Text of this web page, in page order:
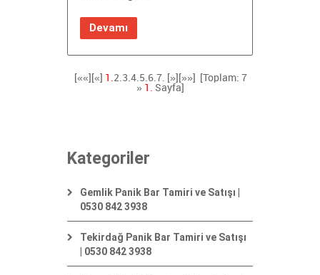
Devamı
[««][«] 1.2.3.4.5.6.7. [»] [»»]
[Toplam: 7
» 1. Sayfa]
Kategoriler
Gemlik Panik Bar Tamiri ve Satışı |
0530 842 3938
Tekirdağ Panik Bar Tamiri ve Satışı
| 0530 842 3938